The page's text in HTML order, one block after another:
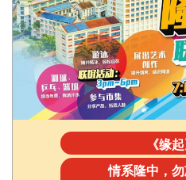
《缘起
情系隆中，勿